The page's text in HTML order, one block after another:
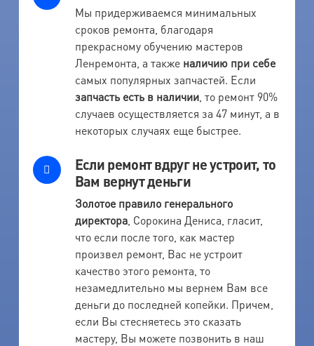
Мы придерживаемся минимальных
сроков ремонта, благодаря
прекрасному обучению мастеров
Ленремонта, а также наличию при себе
самых популярных запчастей. Если
запчасть есть в наличии, то ремонт 90%
случаев осуществляется за 47 минут, а в
некоторых случаях еще быстрее.
Если ремонт вдруг не устроит, то
Вам вернут деньги
Золотое правило генерального
директора, Сорокина Дениса, гласит,
что если после того, как мастер
произвел ремонт, Вас не устроит
качество этого ремонта, то
незамедлительно мы вернем Вам все
деньги до последней копейки. Причем,
если Вы стесняетесь это сказать
мастеру, Вы можете позвонить в наш